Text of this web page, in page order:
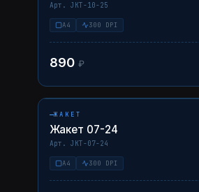
Арт. JKT-10-25
A4 300 DPI
890 ₽
НАВЕДИТЕ — ФОТО ↗
ЖАКЕТ
Жакет 07-24
Арт. JKT-07-24
A4 300 DPI